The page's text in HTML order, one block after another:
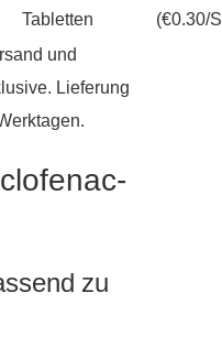
Tabletten
(€0.30/
und
Lieferung
zu